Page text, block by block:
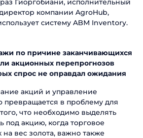
Гиоргобиани, исполнительный
компании AgroHub,
систему ABM Inventory.
по причине заканчивающихся
акционных перепрогнозов
спрос не оправдал ожидания
акций и управление
превращается в проблему для
что необходимо выделять
под акцию, когда торговое
на вес золота, важно также
компании
сотрудников свяжется с вами в
что вы заинтересовались
сотрудников свяжется с вами в
что вы заинтересовались
сотрудников свяжется с вами в